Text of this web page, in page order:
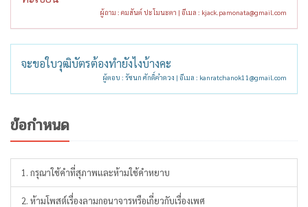
ผู้ถาม : คมสันต์ ปะโมนะตา | อีเมล : kjack.pamonata@gmail.com
จะขอใบวุฒิบัตรต้องทำยังไงบ้างคะ
ผู้ตอบ : รัชนก ศักดิ์คำดวง | อีเมล : kanratchanok11@gmail.com
ข้อกำหนด
1. กรุณาใช้คำที่สุภาพและห้ามใช้คำหยาบ
2. ห้ามโพสต์เรื่องลามกอนาจารหรือเกี่ยวกับเรื่องเพศ